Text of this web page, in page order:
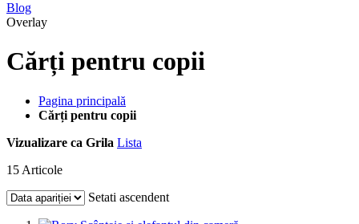
Blog
Overlay
Cărți pentru copii
Pagina principală
Cărți pentru copii
Vizualizare ca Grila Lista
15 Articole
Setati ascendent